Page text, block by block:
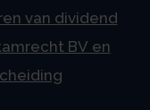
van dividend
BV en